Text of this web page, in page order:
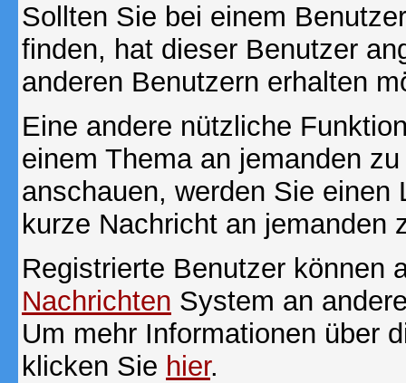
Sollten Sie bei einem
finden, hat dieser Benutzer
anderen Benutzern erhalten
Eine andere nützliche
einem Thema an jemanden
anschauen, werden Sie
kurze Nachricht an jemanden
Registrierte Benutzer können
Nachrichten System an
Um mehr Informationen über
klicken Sie hier.